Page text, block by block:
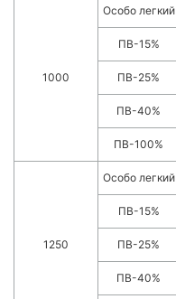
1000
Особо легкий
ПВ-15%
ПВ-25%
ПВ-40%
ПВ-100%
1250
Особо легкий
ПВ-15%
ПВ-25%
ПВ-40%